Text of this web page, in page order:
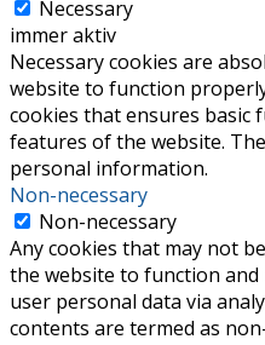
Necessary
immer aktiv
Necessary cookies are
website to function
cookies that ensures basic
features of the website.
personal information.
Non-necessary
Non-necessary
Any cookies that may not
the website to function and
user personal data via
contents are termed as